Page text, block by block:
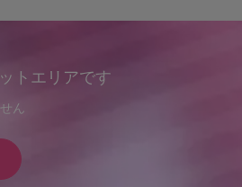
トエリアです
ん